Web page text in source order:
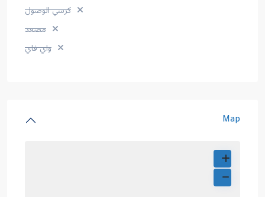
كرسي الوصول
مصعد
واي فاي
Map